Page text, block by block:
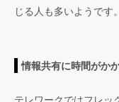
じる人も多いようです。
情報共有に時間がか
テレワークではフレッ